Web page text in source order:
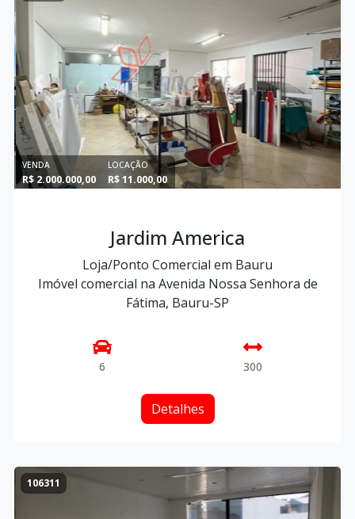
Previous Next
VENDA
R$ 2.000.000,00
LOCAÇÃO
R$ 11.000,00
Jardim America
Loja/Ponto Comercial em Bauru
Imóvel comercial na Avenida Nossa Senhora de
Fátima, Bauru-SP
6 300
Detalhes
106311